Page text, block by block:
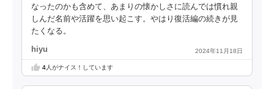
なったのかも含めて、あまりの懐かしさに読んでは慣れ親
しんだ名前や活躍を思い起こす。やはり復活編の続きが見
たくなる。
hiyu 2024年11月18日
4人がナイス！しています